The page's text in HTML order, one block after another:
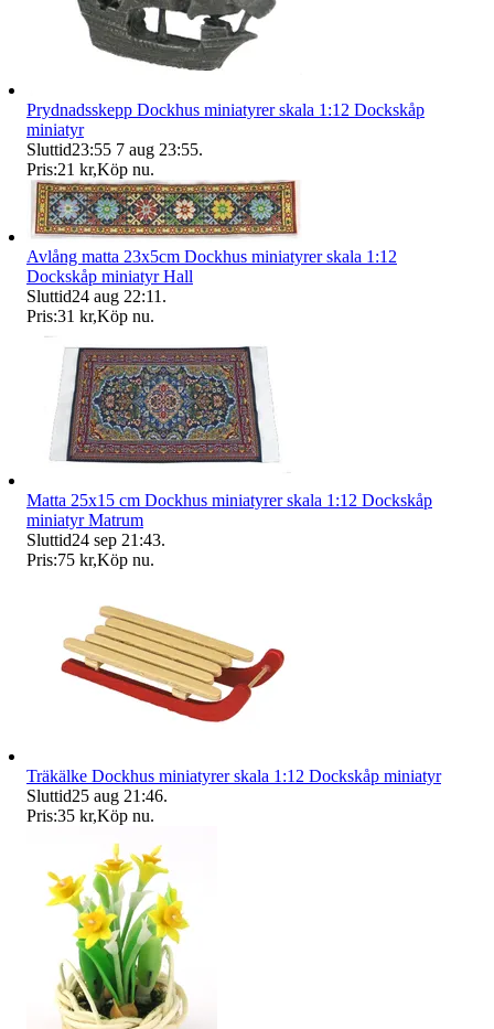
Prydnadsskepp Dockhus miniatyrer skala 1:12 Dockskåp
miniatyr
Sluttid23:55 7 aug 23:55.
Pris:21 kr,Köp nu.
Avlång matta 23x5cm Dockhus miniatyrer skala 1:12
Dockskåp miniatyr Hall
Sluttid24 aug 22:11 .
Pris:31 kr,Köp nu.
Matta 25x15 cm Dockhus miniatyrer skala 1:12 Dockskåp
miniatyr Matrum
Sluttid24 sep 21:43.
Pris:75 kr,Köp nu.
Träkälke Dockhus miniatyrer skala 1:12 Dockskåp miniatyr
Sluttid25 aug 21:46.
Pris:35 kr,Köp nu.